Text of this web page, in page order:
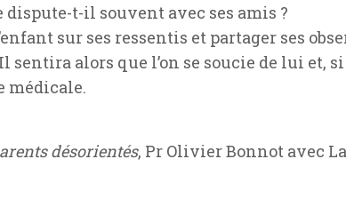
t-il souvent avec ses amis ?
sur ses ressentis et partager ses
alors que l’on se soucie de lui et,
médicale.
désorientés, Pr Olivier Bonnot avec